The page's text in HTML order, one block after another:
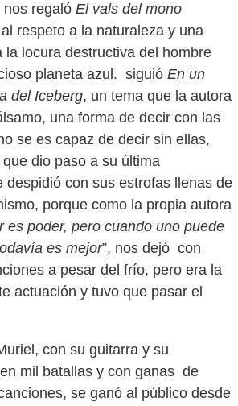
nos regaló El vals del mono
respeto a la naturaleza y una
la locura destructiva del hombre
planeta azul. siguió En un
del Iceberg, un tema que la autora
una forma de decir con las
se es capaz de decir sin ellas,
dio paso a su última
despidió con sus estrofas llenas de
porque como la propia autora
es poder, pero cuando uno puede
es mejor”, nos dejó con
a pesar del frío, pero era la
actuación y tuvo que pasar el
con su guitarra y su
mil batallas y con ganas de
se ganó al público desde